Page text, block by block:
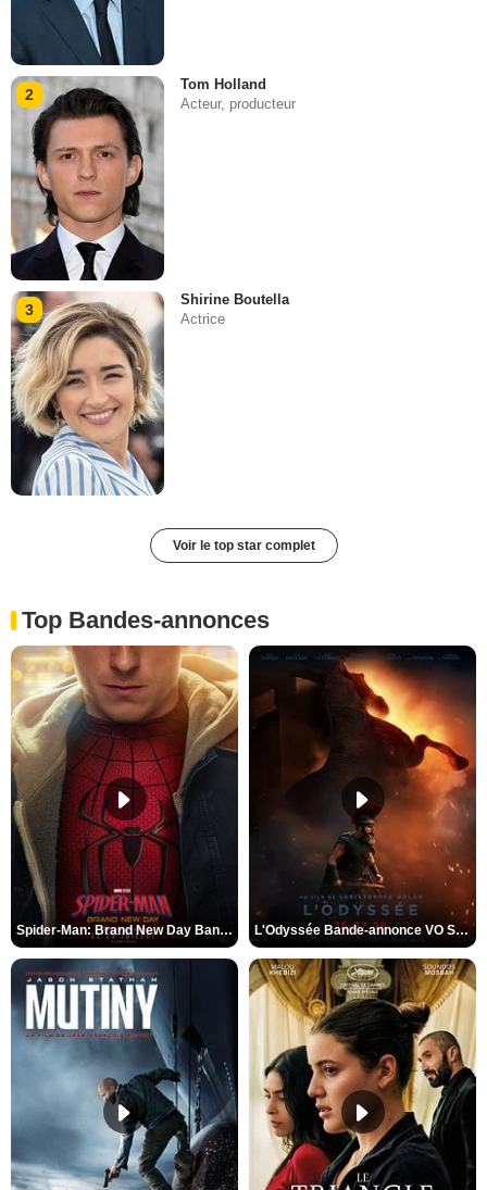
2
Tom Holland
Acteur, producteur
3
Shirine Boutella
Actrice
Voir le top star complet
Top Bandes-annonces
Spider-Man: Brand New Day Bande-annonce VO STFR L'Odyssée Bande-annonce VO STFR